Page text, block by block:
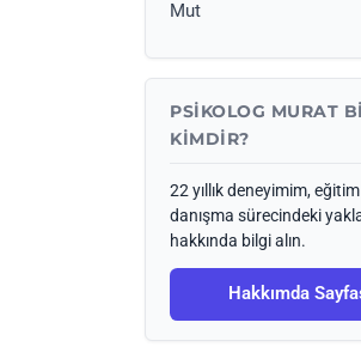
Mut
PSIKOLOG MURAT
KIMDIR?
22 yıllık deneyimim,
danışma sürecindeki
hakkında bilgi alın.
Hakkımda